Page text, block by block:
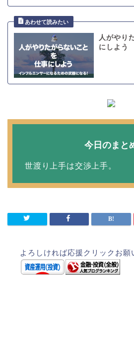
人がやり
にしよう
今日のまと
世渡り上手は交渉上手。
よろしければ応援クリックお願